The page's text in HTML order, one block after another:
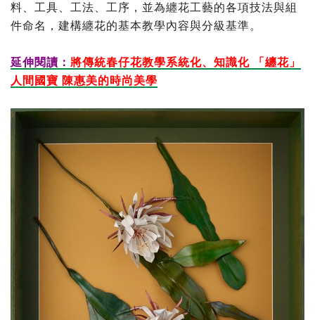
料、工具、工法、工序，並為纏花工藝的各項技法與組
件命名，建構纏花的基本教學內容與分級基準。
延伸閱讀： 將傳統春仔花教學系統化、知識化 「纏花」
人間國寶 陳惠美的時尚美學